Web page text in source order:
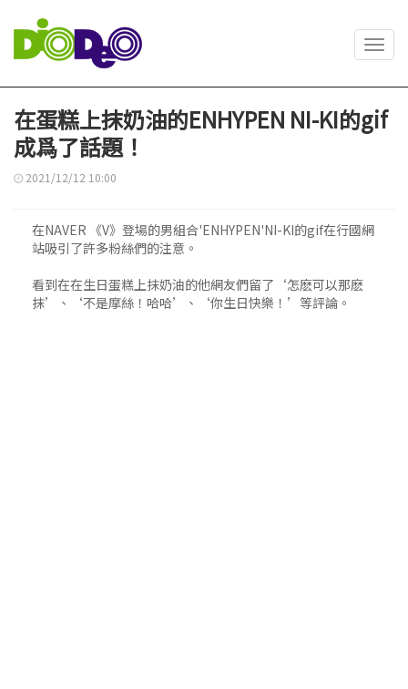
在蛋糕上抹奶油的ENHYPEN NI-KI的gif
成爲了話題！
2021/12/12 10:00
在NAVER 《V》登場的男組合'ENHYPEN'NI-KI的gif在行國網
站吸引了許多粉絲們的注意。
看到在在生日蛋糕上抹奶油的他網友們留了‘怎麽可以那麽
抹’、‘不是摩絲！哈哈’、‘你生日快樂！’等評論。